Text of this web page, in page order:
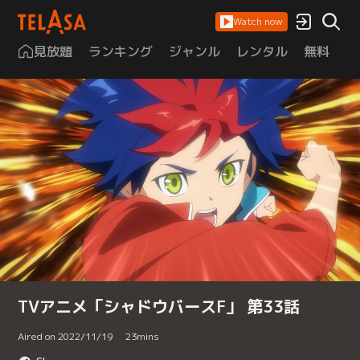
Watch now
見放題 ランキング ジャンル レンタル 無料
TVアニメ「シャドウバースF」 第33話
Aired on 2022/11/19 23mins